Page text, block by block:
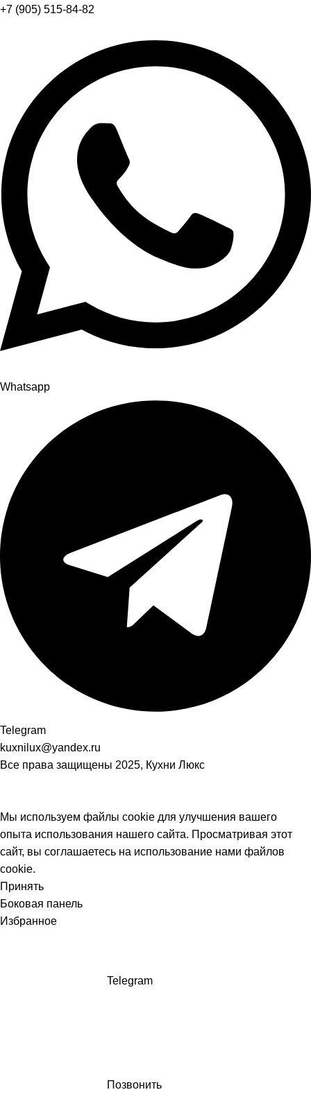
+7 (905) 515-84-82
Whatsapp
Telegram
kuxnilux@yandex.ru
Все права защищены 2025, Кухни Люкс
Мы используем файлы cookie для улучшения вашего
опыта использования нашего сайта. Просматривая этот
сайт, вы соглашаетесь на использование нами файлов
cookie.
Принять
Боковая панель
Избранное
Telegram
Позвонить